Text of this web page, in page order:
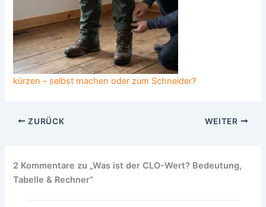
kürzen – selbst machen oder zum Schneider?
ZURÜCK WEITER
2 Kommentare zu „Was ist der CLO-Wert? Bedeutung,
Tabelle & Rechner“